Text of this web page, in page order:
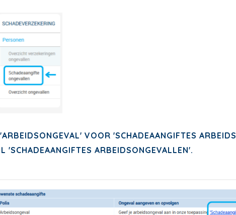
VOOR 'SCHADEAANGIFTES
'SCHADEAANGIFTES ARBEIDSONGEVALLEN'.